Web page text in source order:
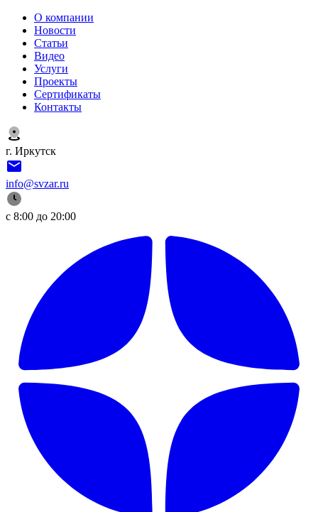
О компании
Новости
Статьи
Видео
Услуги
Проекты
Сертификаты
Контакты
г. Иркутск
info@svzar.ru
с 8:00 до 20:00